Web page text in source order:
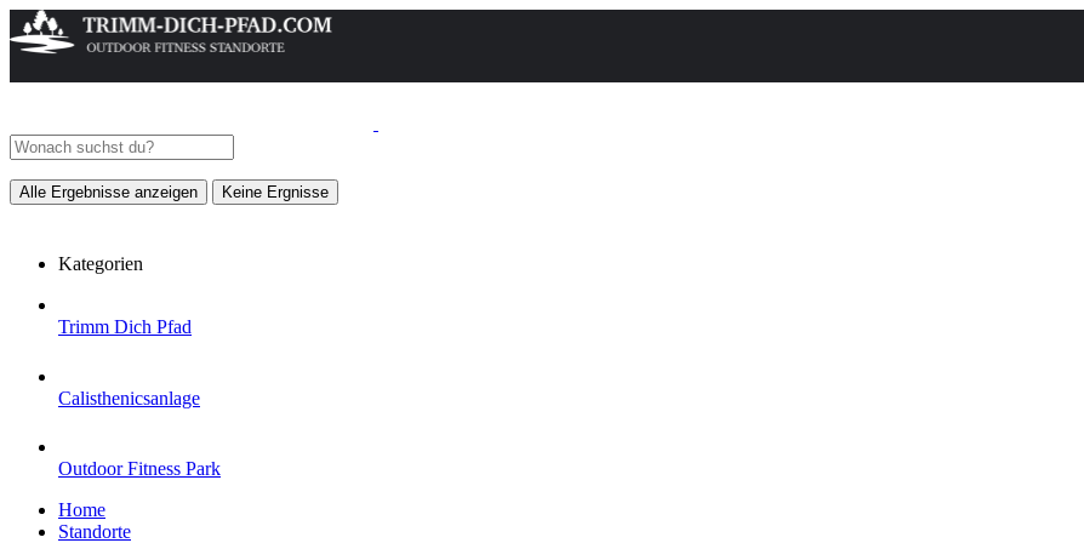
Alle Ergebnisse anzeigen Keine Ergnisse
Kategorien
Trimm Dich Pfad
Calisthenicsanlage
Outdoor Fitness Park
Home
Standorte